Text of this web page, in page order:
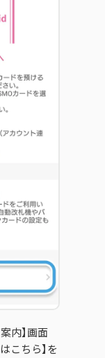
内】画面
こちら】を